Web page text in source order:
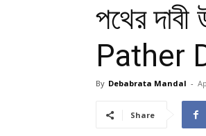
পথের
Pather
By Debabrata Mandal -
Share